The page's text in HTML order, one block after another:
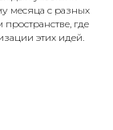
месяца с разных
где
этих идей.